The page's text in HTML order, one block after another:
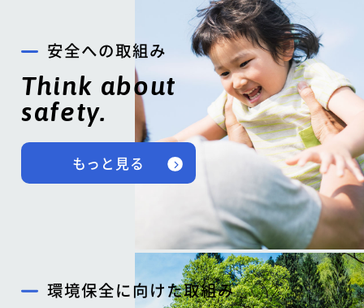
安全への取組み
Think about
safety.
もっと見る
環境保全に向けた取組み